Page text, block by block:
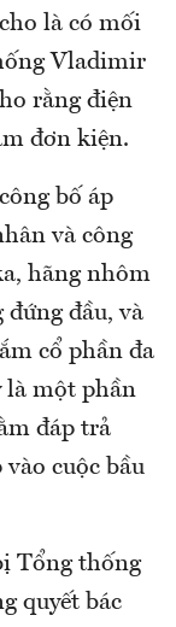
là có mối
Vladimir
rằng điện
đơn kiện.
bố áp
và công
hãng nhôm
đầu, và
cổ phần đa
là một phần
đáp trả
cuộc bầu
Tổng thống
quyết bác